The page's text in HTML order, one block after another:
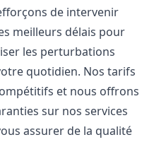
de intervenir
meilleurs délais pour
les perturbations
quotidien. Nos tarifs
et nous offrons
sur nos services
assurer de la qualité